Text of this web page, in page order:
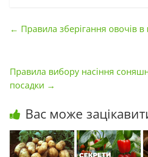
← Правила зберігання овочів в
Правила вибору насіння
посадки →
Вас може